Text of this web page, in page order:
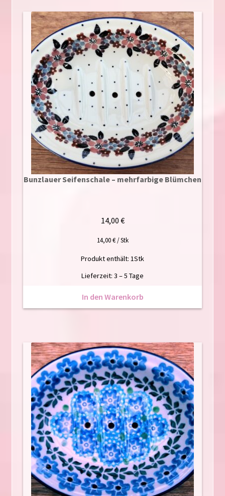
Bunzlauer Seifenschale – mehrfarbige Blümchen
14,00 €
14,00€/Stk
Produkt enthält: 1Stk
Lieferzeit: 3 – 5 Tage
In den Warenkorb